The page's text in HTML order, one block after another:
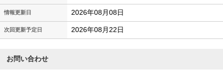
情報更新日 2026年08月08日
次回更新予定日 2026年08月22日
お問い合わせ